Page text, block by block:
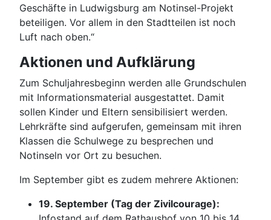
Geschäfte in Ludwigsburg am Notinsel-Projekt
beteiligen. Vor allem in den Stadtteilen ist noch
Luft nach oben.“
Aktionen und Aufklärung
Zum Schuljahresbeginn werden alle Grundschulen
mit Informationsmaterial ausgestattet. Damit
sollen Kinder und Eltern sensibilisiert werden.
Lehrkräfte sind aufgerufen, gemeinsam mit ihren
Klassen die Schulwege zu besprechen und
Notinseln vor Ort zu besuchen.
Im September gibt es zudem mehrere Aktionen:
19. September (Tag der Zivilcourage):